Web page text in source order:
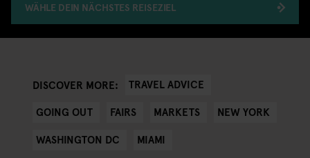
WÄHLE DEIN NÄCHSTES REISEZIEL
DISCOVER MORE:
TRAVEL ADVICE
GOING OUT
FAIRS MARKETS
NEW YORK
WASHINGTON DC
MIAMI